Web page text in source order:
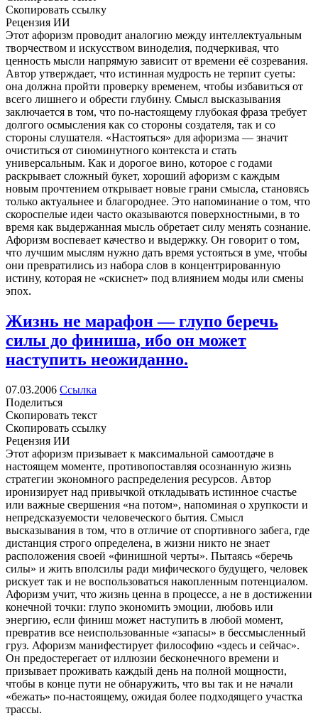
Скопировать ссылку
Рецензия ИИ
Этот афоризм проводит аналогию между интеллектуальным
творчеством и искусством виноделия, подчеркивая, что
ценность мысли напрямую зависит от времени её созревания.
Автор утверждает, что истинная мудрость не терпит суеты:
она должна пройти проверку временем, чтобы избавиться от
всего лишнего и обрести глубину. Смысл высказывания
заключается в том, что по-настоящему глубокая фраза требует
долгого осмысления как со стороны создателя, так и со
стороны слушателя. «Настояться» для афоризма — значит
очиститься от сиюминутного контекста и стать
универсальным. Как и дорогое вино, которое с годами
раскрывает сложный букет, хороший афоризм с каждым
новым прочтением открывает новые грани смысла, становясь
только актуальнее и благороднее. Это напоминание о том, что
скороспелые идеи часто оказываются поверхностными, в то
время как выдержанная мысль обретает силу менять сознание.
Афоризм воспевает качество и выдержку. Он говорит о том,
что лучшим мыслям нужно дать время устояться в уме, чтобы
они превратились из набора слов в концентрированную
истину, которая не «скиснет» под влиянием моды или смены
эпох.
Жизнь не марафон — глупо беречь
силы до финиша, ибо он может
наступить неожиданно.
07.03.2006 Ссылка
Поделиться
Скопировать текст
Скопировать ссылку
Рецензия ИИ
Этот афоризм призывает к максимальной самоотдаче в
настоящем моменте, противопоставляя осознанную жизнь
стратегии экономного распределения ресурсов. Автор
иронизирует над привычкой откладывать истинное счастье
или важные свершения «на потом», напоминая о хрупкости и
непредсказуемости человеческого бытия. Смысл
высказывания в том, что в отличие от спортивного забега, где
дистанция строго определена, в жизни никто не знает
расположения своей «финишной черты». Пытаясь «беречь
силы» и жить вполсилы ради мифического будущего, человек
рискует так и не воспользоваться накопленным потенциалом.
Афоризм учит, что жизнь ценна в процессе, а не в достижении
конечной точки: глупо экономить эмоции, любовь или
энергию, если финиш может наступить в любой момент,
превратив все неиспользованные «запасы» в бессмысленный
груз. Афоризм манифестирует философию «здесь и сейчас».
Он предостерегает от иллюзии бесконечного времени и
призывает проживать каждый день на полной мощности,
чтобы в конце пути не обнаружить, что вы так и не начали
«бежать» по-настоящему, ожидая более подходящего участка
трассы.